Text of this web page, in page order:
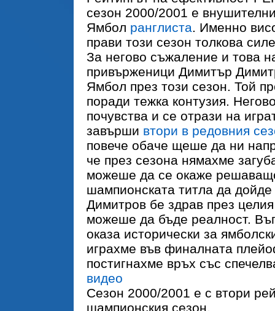
сезон 2000/2001 е
Ямбол ранглиста. Именно
прави този сезон толкова
За негово съжаление и това
привърженици Димитър
Ямбол през този сезон. Той
поради тежка контузия.
почувства и се отрази на
завърши втори в редовния
повече обаче щеше да ни
че през сезона нямахме
можеше да се окаже
шампионската титла да
Димитров бе здрав през
можеше да бъде реалност.
оказа исторически за
играхме във финалната
постигнахме връх със
видео
Сезон 2000/2001 е с втори
шампионския сезон.